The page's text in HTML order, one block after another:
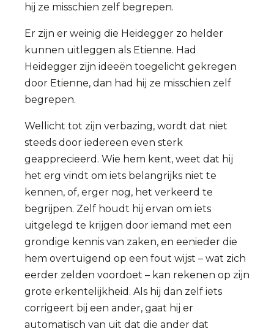
hij ze misschien zelf begrepen.
Er zijn er weinig die Heidegger zo helder
kunnen uitleggen als Etienne. Had
Heidegger zijn ideeën toegelicht gekregen
door Etienne, dan had hij ze misschien zelf
begrepen.
Wellicht tot zijn verbazing, wordt dat niet
steeds door iedereen even sterk
geapprecieerd. Wie hem kent, weet dat hij
het erg vindt om iets belangrijks niet te
kennen, of, erger nog, het verkeerd te
begrijpen. Zelf houdt hij ervan om iets
uitgelegd te krijgen door iemand met een
grondige kennis van zaken, en eenieder die
hem overtuigend op een fout wijst – wat zich
eerder zelden voordoet – kan rekenen op zijn
grote erkentelijkheid. Als hij dan zelf iets
corrigeert bij een ander, gaat hij er
automatisch van uit dat die ander dat